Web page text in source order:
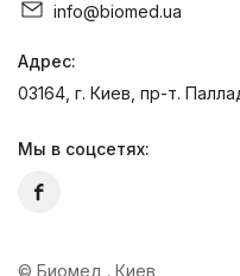
info@biomed.ua
Адрес:
03164, г. Киев, пр-т.
Мы в соцсетях:
© Биомед . Киев